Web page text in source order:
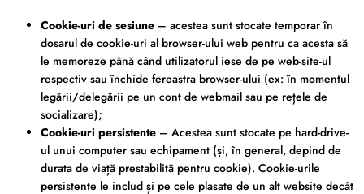
Cookie-uri de sesiune – acestea sunt stocate temporar în
dosarul de cookie-uri al browser-ului web pentru ca acesta să
le memoreze până când utilizatorul iese de pe web-site-ul
respectiv sau închide fereastra browser-ului (ex: în momentul
legării/delegării pe un cont de webmail sau pe rețele de
socializare);
Cookie-uri persistente – Acestea sunt stocate pe hard-drive-
ul unui computer sau echipament (și, în general, depind de
durata de viață prestabilită pentru cookie). Cookie-urile
persistente le includ și pe cele plasate de un alt website decât